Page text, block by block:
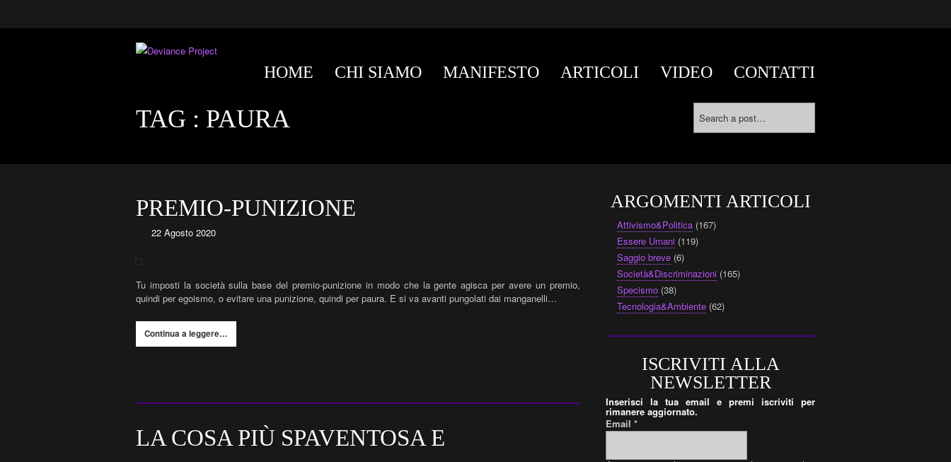
HOME CHI SIAMO MANIFESTO ARTICOLI VIDEO CONTATTI
TAG : PAURA
PREMIO-PUNIZIONE
22 Agosto 2020
Tu imposti la società sulla base del premio-punizione in modo che la gente agisca per avere un premio,
quindi per egoismo, o evitare una punizione, quindi per paura. E si va avanti pungolati dai manganelli…
Continua a leggere…
LA COSA PIÙ SPAVENTOSA E
ARGOMENTI ARTICOLI
Attivismo&Politica (167)
Essere Umani (119)
Saggio breve (6)
Società&Discriminazioni (165)
Specismo (38)
Tecnologia&Ambiente (62)
ISCRIVITI ALLA
NEWSLETTER
Inserisci la tua email e premi iscriviti per
rimanere aggiornato.
Email*